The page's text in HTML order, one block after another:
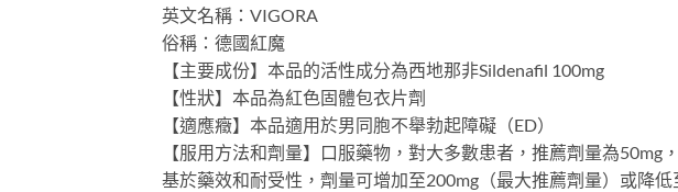
英文名稱：VIGORA
俗稱：德國紅魔
【主要成份】本品的活性成分為西地那非Sildenafil 100mg
【性狀】本品為紅色固體包衣片劑
【適應癥】本品適用於男同胞不舉勃起障礙（ED）
【服用方法和劑量】口服藥物，對大多數患者，推薦劑量為
基於藥效和耐受性，劑量可增加至200mg（最大推薦劑量）或降低